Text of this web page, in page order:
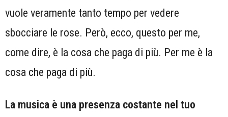
vuole veramente tanto tempo per vedere
sbocciare le rose. Però, ecco, questo per me,
come dire, è la cosa che paga di più. Per me è la
cosa che paga di più.
La musica è una presenza costante nel tuo